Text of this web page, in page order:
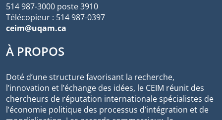
514 987-3000 poste 3910
Télécopieur : 514 987-0397
ceim@uqam.ca
À PROPOS
Doté d’une structure favorisant la recherche,
l’innovation et l’échange des idées, le CEIM réunit des
chercheurs de réputation internationale spécialistes de
l’économie politique des processus d’intégration et de